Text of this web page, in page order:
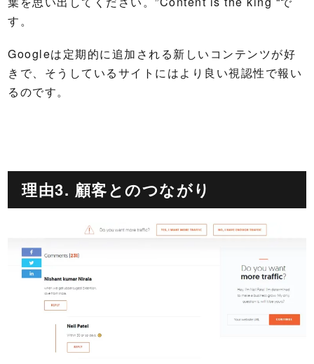
す。
Googleは定期的に追加される新しいコンテンツが好
きで、そうしているサイトにはより良い視認性で報い
るのです。
理由3. 顧客とのつながり